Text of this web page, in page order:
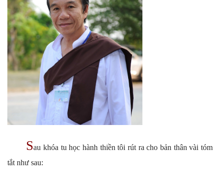
Sau khóa tu học hành thiền tôi rút ra cho bản thân vài tóm
tắt như sau: